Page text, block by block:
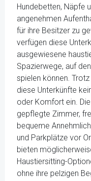
Hundebetten, Näpfe
angenehmen
für ihre Besitzer zu
verfügen diese
ausgewiesene
Spazierwege, auf
spielen können.
diese Unterkünfte
oder Komfort ein.
gepflegte Zimmer,
bequeme
und Parkplätze vor
bieten
Haustiersitting-
ohne ihre pelzigen